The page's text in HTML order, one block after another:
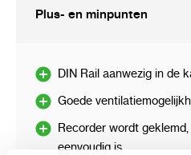
Belangrijkste
Gewicht 2.89
Garantie: 2 jaar
opnames.
Met een afsluitbaar
AWO-DVR-2 behuizing
waardevolle apparatuur.
tegen onbevoegde
gemoedsrust.
Plus- en minpunten
DIN Rail aanwezig in de
Goede
Recorder wordt
eenvoudig is